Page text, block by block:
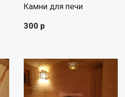
Камни для печи
300 р